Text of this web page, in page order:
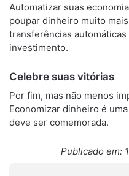
Automatizar suas
poupar dinheiro muito
transferências
investimento.
Celebre suas vitórias
Por fim, mas não menos
Economizar dinheiro é
deve ser comemorada.
Publicado em: